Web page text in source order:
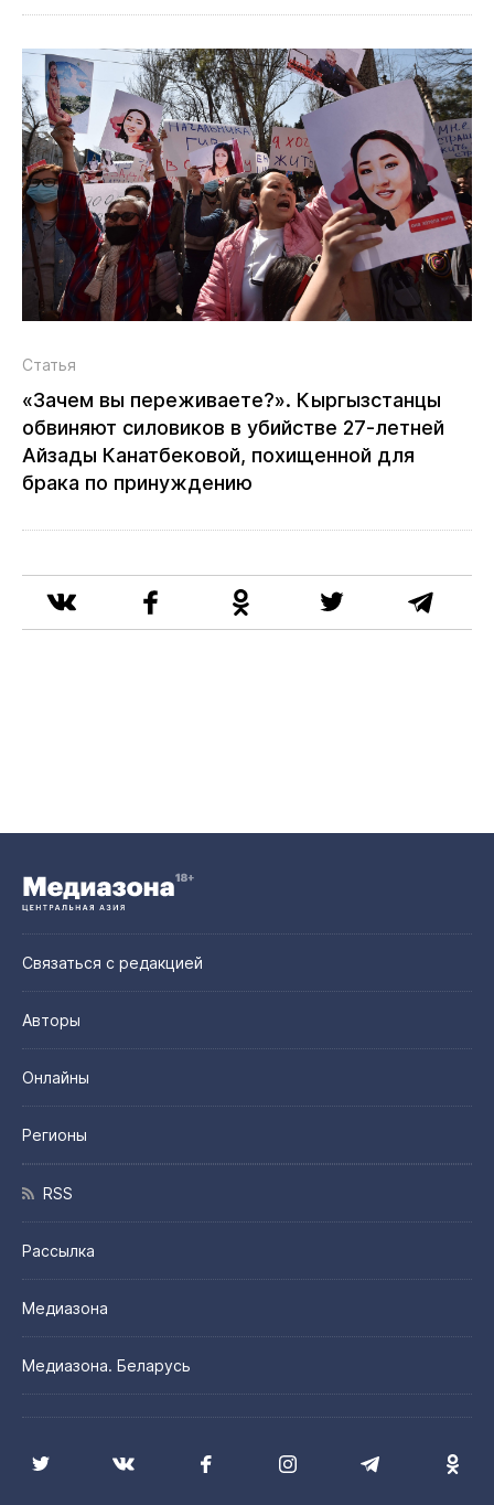
Статья
«Зачем вы переживаете?». Кыргызстанцы
обвиняют силовиков в убийстве 27‑летней
Айзады Канатбековой, похищенной для
брака по принуждению
Связаться с редакцией
Авторы
Онлайны
Регионы
RSS
Рассылка
Медиазона
Медиазона. Беларусь